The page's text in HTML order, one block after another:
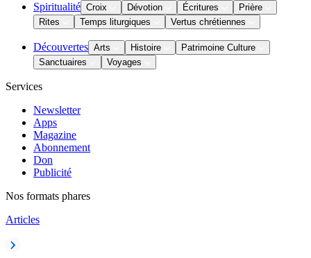
Spiritualité Croix Dévotion Écritures
Prière
Rites
Temps liturgiques Vertus chrétiennes
Découvertes Arts Histoire
Patrimoine Culture
Sanctuaires
Voyages
Services
Newsletter
Apps
Magazine
Abonnement
Don
Publicité
Nos formats phares
Articles